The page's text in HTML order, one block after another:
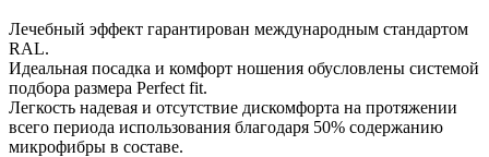
Лечебный эффект гарантирован международным стандартом
RAL.
Идеальная посадка и комфорт ношения обусловлены системой
подбора размера Perfect fit.
Легкость надевая и отсутствие дискомфорта на протяжении
всего периода использования благодаря 50% содержанию
микрофибры в составе.